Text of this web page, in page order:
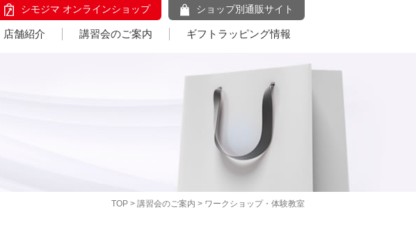
シモジマ オンラインショップ ショップ別通販サイト
店舗紹介 講習会のご案内 ギフトラッピング情報
TOP > 講習会のご案内 > ワークショップ・体験教室